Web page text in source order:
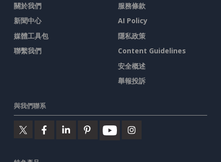
關於我們
新聞中心
媒體工具包
聯繫我們
服務條款
AI Policy
隱私政策
Content Guidelines
安全概述
舉報投訴
與我們聯系